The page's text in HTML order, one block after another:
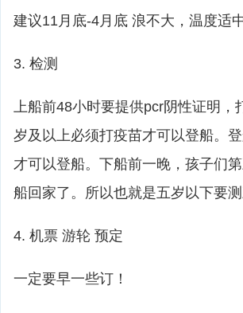
建议11月底-4月底 浪不大，温度适
3. 检测
上船前48小时要提供pcr阴性证明，
岁及以上必须打疫苗才可以登船。
才可以登船。下船前一晚，孩子们
船回家了。所以也就是五岁以下要
4. 机票 游轮 预定
一定要早一些订！